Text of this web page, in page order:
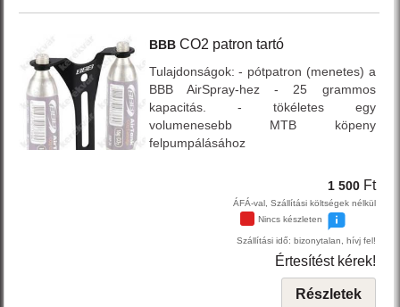
BBB CO2 patron tartó
Tulajdonságok: - pótpatron (menetes) a
BBB AirSpray-hez - 25 grammos
kapacitás. - tökéletes egy
volumenesebb MTB köpeny
felpumpálásához
1 500 Ft
ÁFÁ-val, Szállítási költségek nélkül
Nincs készleten
Szállítási idő: bizonytalan, hívj fel!
Értesítést kérek!
Részletek